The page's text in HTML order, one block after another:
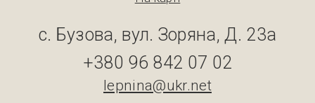
с. Бузова, вул. Зоряна, Д. 23а
+380 96 842 07 02
lepnina@ukr.net